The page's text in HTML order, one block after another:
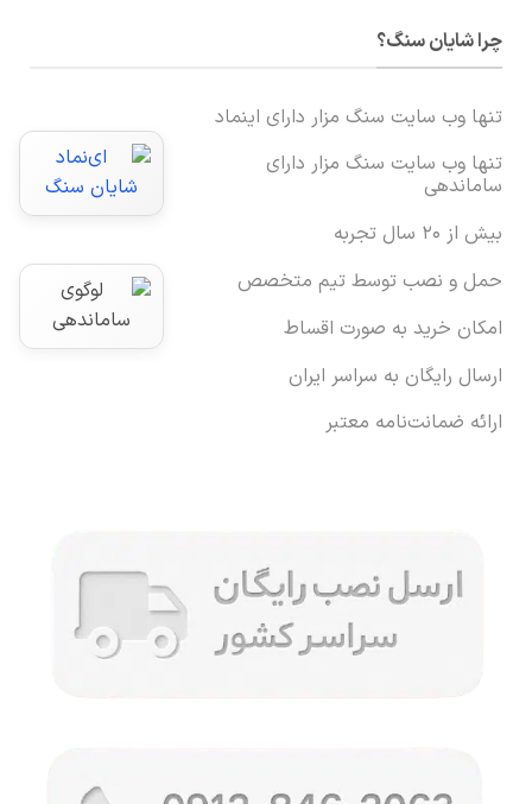
چرا شایان سنگ؟
تنها وب سایت سنگ مزار دارای اینماد
تنها وب سایت سنگ مزار دارای
ساماندهی
بیش از ۲۰ سال تجربه
حمل و نصب توسط تیم متخصص
امکان خرید به صورت اقساط
ارسال رایگان به سراسر ایران
ارائه ضمانت‌نامه معتبر